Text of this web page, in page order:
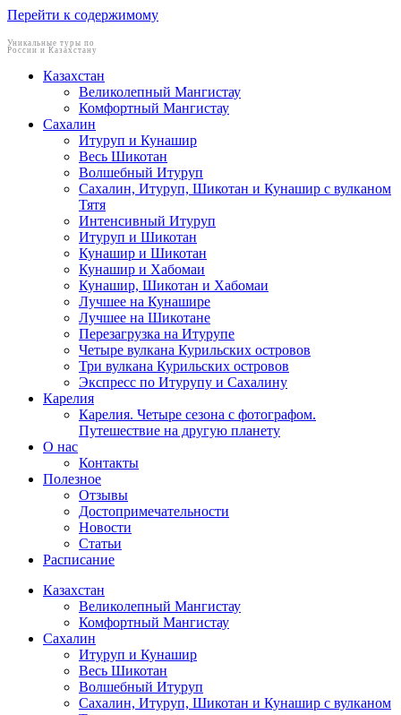
Перейти к содержимому
Уникальные туры по
России и Казахстану
Казахстан
Великолепный Мангистау
Комфортный Мангистау
Сахалин
Итуруп и Кунашир
Весь Шикотан
Волшебный Итуруп
Сахалин, Итуруп, Шикотан и Кунашир с вулканом
Тятя
Интенсивный Итуруп
Итуруп и Шикотан
Кунашир и Шикотан
Кунашир и Хабомаи
Кунашир, Шикотан и Хабомаи
Лучшее на Кунашире
Лучшее на Шикотане
Перезагрузка на Итурупе
Четыре вулкана Курильских островов
Три вулкана Курильских островов
Экспресс по Итурупу и Сахалину
Карелия
Карелия. Четыре сезона с фотографом.
Путешествие на другую планету
О нас
Контакты
Полезное
Отзывы
Достопримечательности
Новости
Статьи
Расписание
Казахстан
Великолепный Мангистау
Комфортный Мангистау
Сахалин
Итуруп и Кунашир
Весь Шикотан
Волшебный Итуруп
Сахалин, Итуруп, Шикотан и Кунашир с вулканом